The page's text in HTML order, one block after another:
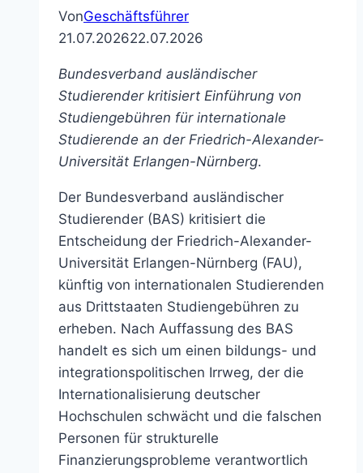
VonGeschäftsführer
21.07.202622.07.2026
Bundesverband ausländischer
Studierender kritisiert Einführung von
Studiengebühren für internationale
Studierende an der Friedrich-Alexander-
Universität Erlangen-Nürnberg.
Der Bundesverband ausländischer
Studierender (BAS) kritisiert die
Entscheidung der Friedrich-Alexander-
Universität Erlangen-Nürnberg (FAU),
künftig von internationalen Studierenden
aus Drittstaaten Studiengebühren zu
erheben. Nach Auffassung des BAS
handelt es sich um einen bildungs- und
integrationspolitischen Irrweg, der die
Internationalisierung deutscher
Hochschulen schwächt und die falschen
Personen für strukturelle
Finanzierungsprobleme verantwortlich